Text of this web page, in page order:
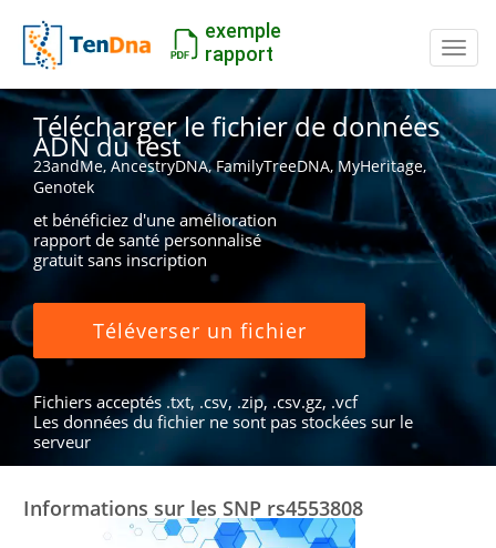
exemple
rapport
Télécharger le fichier de données
ADN du test
23andMe, AncestryDNA, FamilyTreeDNA, MyHeritage,
Genotek
et bénéficiez d'une amélioration
rapport de santé personnalisé
gratuit sans inscription
Téléverser un fichier
Fichiers acceptés .txt, .csv, .zip, .csv.gz, .vcf
Les données du fichier ne sont pas stockées sur le
serveur
Informations sur les SNP rs4553808